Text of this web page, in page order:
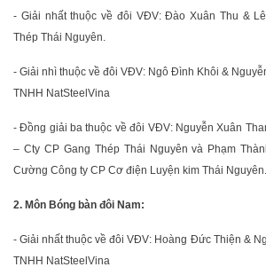
- Giải nhất thuộc về đôi VĐV: Đào Xuân Thu &
Thép Thái Nguyên.
- Giải nhì thuộc về đôi VĐV: Ngô Đình Khôi &
TNHH NatSteelVina
- Đồng giải ba thuộc về đôi VĐV: Nguyễn Xuân
– Cty CP Gang Thép Thái Nguyên và Phạm
Cường Công ty CP Cơ điện Luyện kim Thái Nguyên.
2. Môn Bóng bàn đôi Nam:
- Giải nhất thuộc về đôi VĐV: Hoàng Đức Thiện &
TNHH NatSteelVina